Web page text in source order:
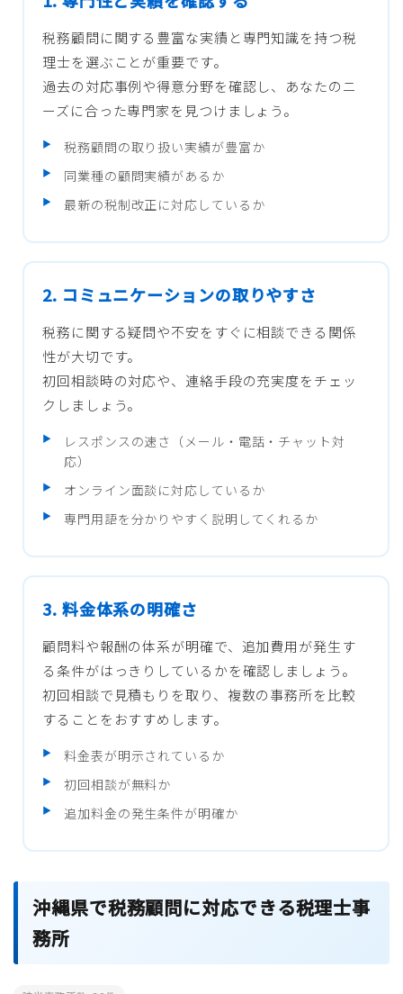
税務顧問に関する豊富な実績と専門知識を持つ税
理士を選ぶことが重要です。
過去の対応事例や得意分野を確認し、あなたのニ
ーズに合った専門家を見つけましょう。
税務顧問の取り扱い実績が豊富か
同業種の顧問実績があるか
最新の税制改正に対応しているか
2. コミュニケーションの取りやすさ
税務に関する疑問や不安をすぐに相談できる関係
性が大切です。
初回相談時の対応や、連絡手段の充実度をチェッ
クしましょう。
レスポンスの速さ（メール・電話・チャット対
応）
オンライン面談に対応しているか
専門用語を分かりやすく説明してくれるか
3. 料金体系の明確さ
顧問料や報酬の体系が明確で、追加費用が発生す
る条件がはっきりしているかを確認しましょう。
初回相談で見積もりを取り、複数の事務所を比較
することをおすすめします。
料金表が明示されているか
初回相談が無料か
追加料金の発生条件が明確か
沖縄県で税務顧問に対応できる税理士事
務所